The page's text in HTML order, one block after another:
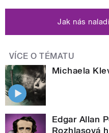
Jak nás
VÍCE O TÉMATU
Michaela
Edgar Allan
Rozhlasová